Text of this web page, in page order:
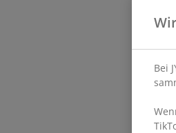
Bei